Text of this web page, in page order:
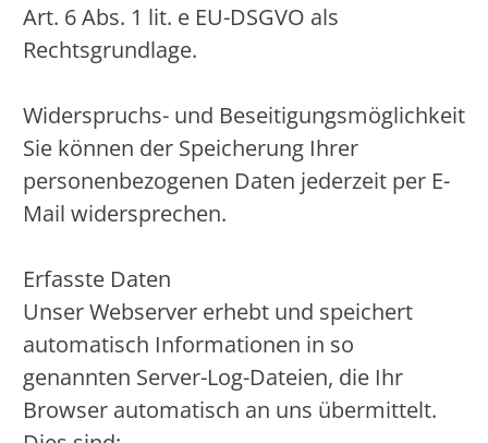
Art. 6 Abs. 1 lit. e EU-DSGVO als
Rechtsgrundlage.
Widerspruchs- und Beseitigungsmöglichkeit
Sie können der Speicherung Ihrer
personenbezogenen Daten jederzeit per E-
Mail widersprechen.
Erfasste Daten
Unser Webserver erhebt und speichert
automatisch Informationen in so
genannten Server-Log-Dateien, die Ihr
Browser automatisch an uns übermittelt.